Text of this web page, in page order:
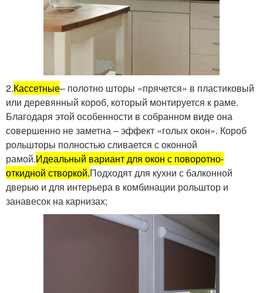
2.Кассетные– полотно шторы «прячется» в пластиковый
или деревянный короб, который монтируется к раме.
Благодаря этой особенности в собранном виде она
совершенно не заметна – эффект «голых окон». Короб
рольшторы полностью сливается с оконной
рамой.Идеальный вариант для окон с поворотно-
откидной створкой.Подходят для кухни с балконной
дверью и для интерьера в комбинации рольштор и
занавесок на карнизах;